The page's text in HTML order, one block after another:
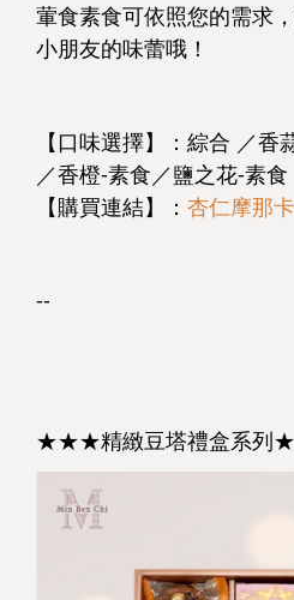
葷食素食可依照您的需求
小朋友的味蕾哦！
【口味選擇】：綜合 ／
／香橙-素食／鹽之花-素食
【購買連結】： 杏仁摩那
--
★★★精緻豆塔禮盒系